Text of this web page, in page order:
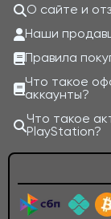
О сайте и
Наши
Правила
Что такое
аккаунты?
Что такое
PlayStation?